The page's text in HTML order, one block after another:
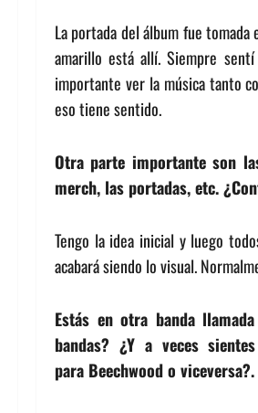
La portada del álbum fue
amarillo está allí. Siempre
importante ver la música tanto
eso tiene sentido.
Otra parte importante son
merch, las portadas, etc.
Tengo la idea inicial y luego
acabará siendo lo visual.
Estás en otra banda
bandas? ¿Y a veces
para Beechwood o viceversa?.